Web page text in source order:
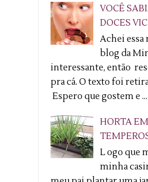
VOCÊ
DOCES
Achei essa
blog da
interessante, então
pra cá. O texto foi
Espero que gostem e ...
HORTA EM
L ogo que
minha